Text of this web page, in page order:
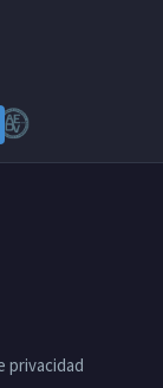
privacidad